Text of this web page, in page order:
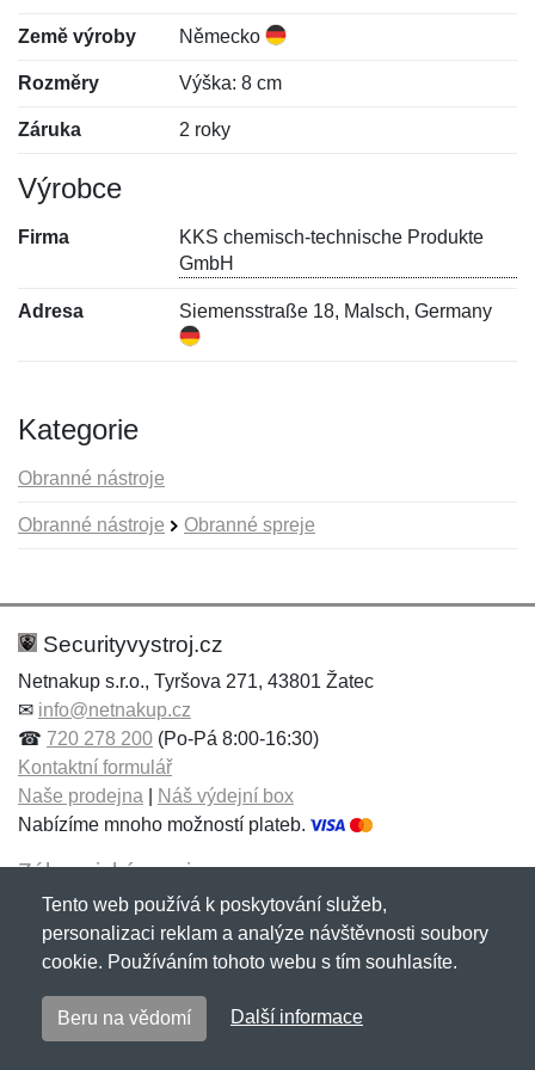
Země výroby Německo
Rozměry Výška: 8 cm
Záruka 2 roky
Výrobce
Firma
KKS chemisch-technische Produkte
GmbH
Adresa Siemensstraße 18, Malsch, Germany
Kategorie
Obranné nástroje
Obranné nástroje Obranné spreje
Hodnocení:
Jméno: *
Zpráva*
Jméno:
E-mail:*
Securityvystroj.cz
Netnakup s.r.o., Tyršova 271, 43801 Žatec
✉ info@netnakup.cz
☎ 720 278 200 (Po-Pá 8:00-16:30)
Kontaktní formulář
Naše prodejna
Náš výdejní box
Nabízíme mnoho možností plateb.
Zákaznický servis
Novinky emailem
Copyright © 2007-2026 (19 let s vámi)Netnakup.cz
NetIQ. Všechna práva vyhrazena.
Tento web používá k poskytování služeb,
personalizaci reklam a analýze návštěvnosti soubory
cookie. Používáním tohoto webu s tím souhlasíte.
Beru na vědomí Další informace